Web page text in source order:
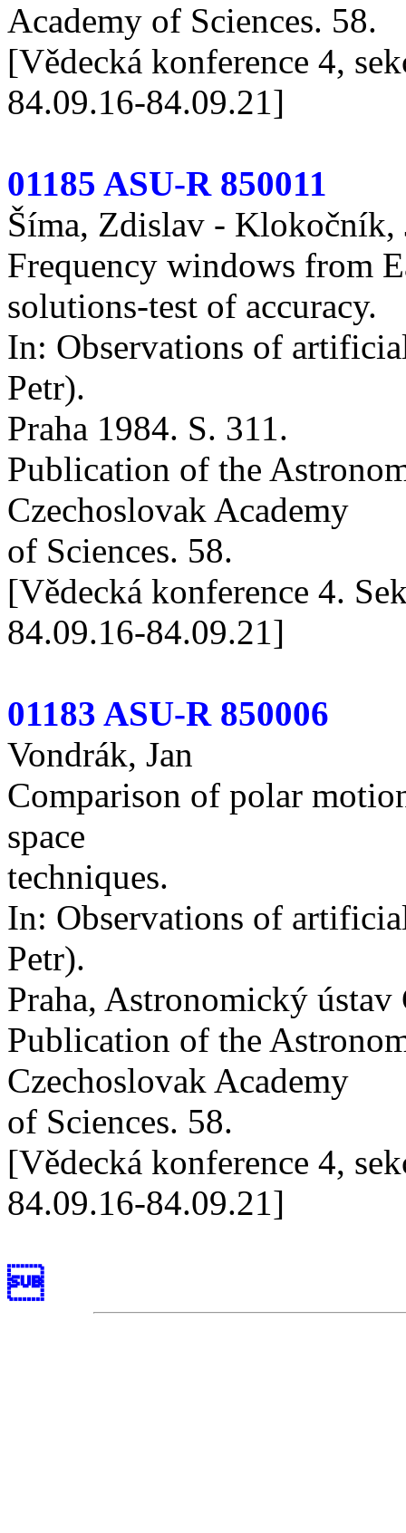
Academy of Sciences. 58.
[Vědecká konference 4,
84.09.16-84.09.21]
01185 ASU-R 850011
Šíma, Zdislav - Klokočník,
Frequency windows from
solutions-test of accuracy.
In: Observations of
Petr).
Praha 1984. S. 311.
Publication of the
Czechoslovak Academy
of Sciences. 58.
[Vědecká konference 4.
84.09.16-84.09.21]
01183 ASU-R 850006
Vondrák, Jan
Comparison of polar
space
techniques.
In: Observations of
Petr).
Praha, Astronomický
Publication of the
Czechoslovak Academy
of Sciences. 58.
[Vědecká konference 4,
84.09.16-84.09.21]
